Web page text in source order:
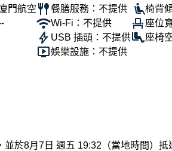
門航空
餐膳服務：不提供
Wi-Fi：不提供
USB 插頭：不提供
娛樂設施：不提供
椅背
座位
座椅
於8月7日 週五 19:32（當地時間）抵